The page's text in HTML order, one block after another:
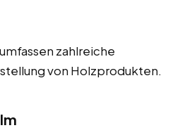
zahlreiche
von Holzprodukten.